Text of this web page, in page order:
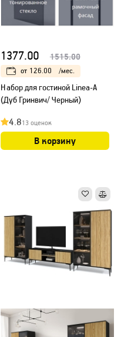
1377.00 1515.00
от 126.00 /мес.
Набор для гостиной Linea-А
(Дуб Гринвич/ Черный)
4.813 оценок
В корзину